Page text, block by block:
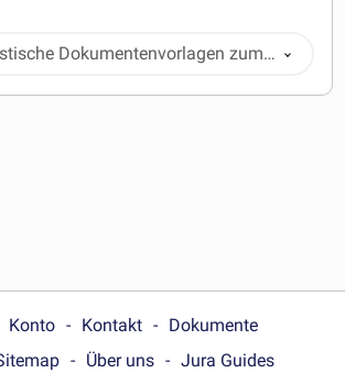
Dokumentenvorlagen zum
Konto Kontakt
Dokumente
Über uns Jura Guides